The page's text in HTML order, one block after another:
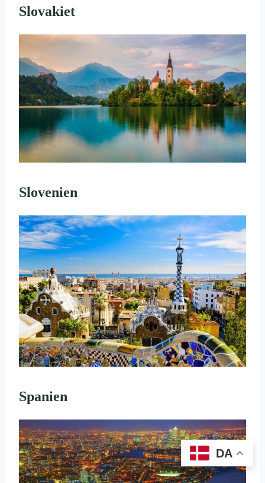
Slovakiet
Slovenien
Spanien
DA